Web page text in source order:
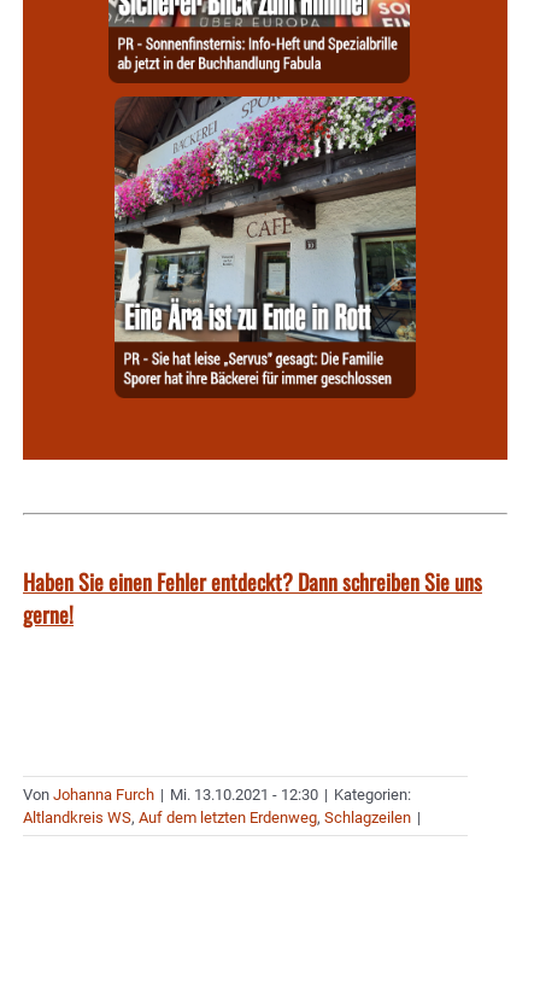
Haben Sie einen Fehler entdeckt? Dann schreiben Sie uns
gerne!
Von Johanna Furch | Mi. 13.10.2021 - 12:30 | Kategorien:
Altlandkreis WS, Auf dem letzten Erdenweg, Schlagzeilen |